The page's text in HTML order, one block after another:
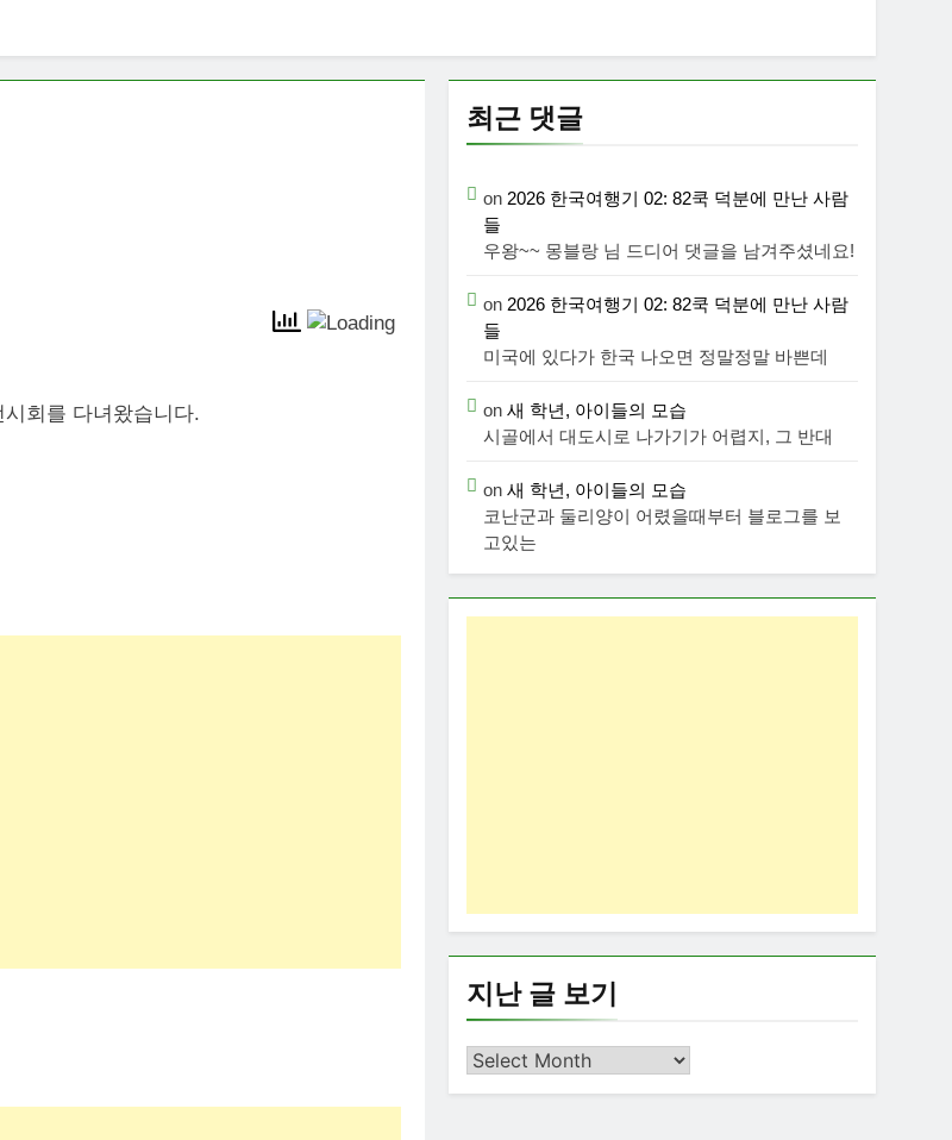
회를 다녀왔습니다.
최근 댓글
on 2026 한국여행기 02: 82쿡 덕분에 만난 사람
들
우왕~~ 몽블랑 님 드디어 댓글을 남겨주셨네요!
on 2026 한국여행기 02: 82쿡 덕분에 만난 사람
들
미국에 있다가 한국 나오면 정말정말 바쁜데
on 새 학년, 아이들의 모습
시골에서 대도시로 나가기가 어렵지, 그 반대
on 새 학년, 아이들의 모습
코난군과 둘리양이 어렸을때부터 블로그를 보
고있는
지난 글 보기
지